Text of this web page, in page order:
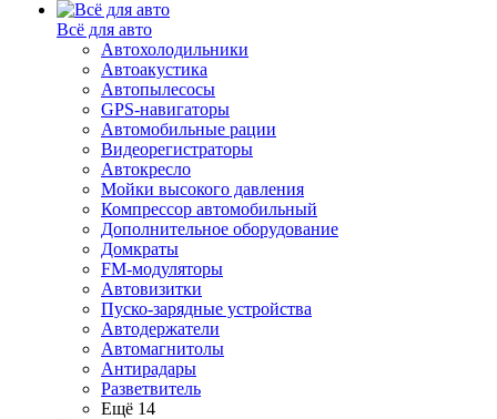
Всё для авто
Автохолодильники
Автоакустика
Автопылесосы
GPS-навигаторы
Автомобильные рации
Видеорегистраторы
Автокресло
Мойки высокого давления
Компрессор автомобильный
Дополнительное оборудование
Домкраты
FM-модуляторы
Автовизитки
Пуско-зарядные устройства
Автодержатели
Автомагнитолы
Антирадары
Разветвитель
Ещё 14